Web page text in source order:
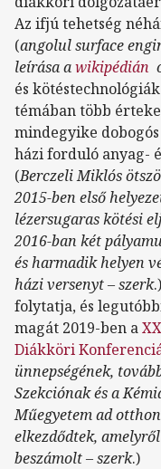
Az ifjú tehetség
(angolul surface
leírása awikipédián
és
témában több
mindegyike
házi forduló anyag-
(Berczeli Miklós
2015-ben első
lézersugaras kötési
2016-ban két
és harmadik helyen
házi versenyt – szerk
folytatja, és
magát 2019-ben a
Diákköri
ünnepségének,
Szekciónak és a
Műegyetem ad
elkezdődtek,
beszámolt – szerk.)